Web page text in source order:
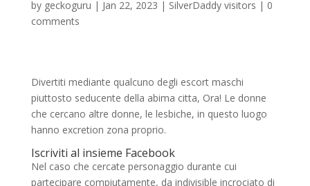
by geckoguru | Jan 22, 2023 | SilverDaddy visitors | 0
comments
Divertiti mediante qualcuno degli escort maschi
piuttosto seducente della abima citta, Ora! Le donne
che cercano altre donne, le lesbiche, in questo luogo
hanno excretion zona proprio.
Iscriviti al insieme Facebook
Nel caso che cercate personaggio durante cui
partecipare compiutamente, da indivisible incrociato di